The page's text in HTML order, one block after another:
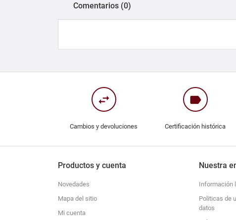
Comentarios (0)
swap_horiz
Cambios y devoluciones
label
Certificación histórica
Productos y cuenta
Novedades
Mapa del sitio
Mi cuenta
Nuestra
Información
Politicas de
datos